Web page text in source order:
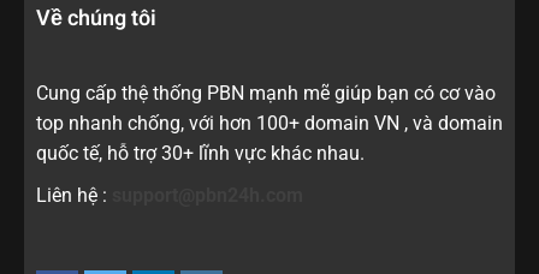
Về chúng tôi
Cung cấp thệ thống PBN mạnh mẽ giúp bạn có cơ vào
top nhanh chống, với hơn 100+ domain VN , và domain
quốc tế, hỗ trợ 30+ lĩnh vực khác nhau.
Liên hệ :